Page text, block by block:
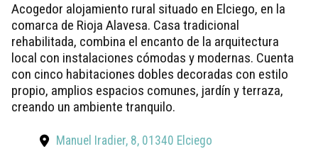
Acogedor alojamiento rural situado en Elciego, en la
comarca de Rioja Alavesa. Casa tradicional
rehabilitada, combina el encanto de la arquitectura
local con instalaciones cómodas y modernas. Cuenta
con cinco habitaciones dobles decoradas con estilo
propio, amplios espacios comunes, jardín y terraza,
creando un ambiente tranquilo.
Manuel Iradier, 8, 01340 Elciego